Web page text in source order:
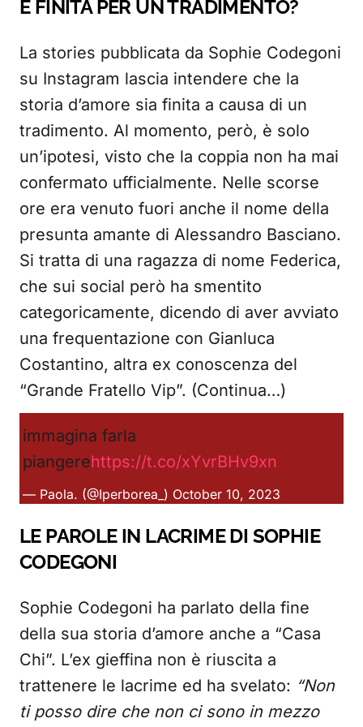
È FINITA PER UN TRADIMENTO?
La stories pubblicata da Sophie Codegoni
su Instagram lascia intendere che la
storia d’amore sia finita a causa di un
tradimento. Al momento, però, è solo
un’ipotesi, visto che la coppia non ha mai
confermato ufficialmente. Nelle scorse
ore era venuto fuori anche il nome della
presunta amante di Alessandro Basciano.
Si tratta di una ragazza di nome Federica,
che sui social però ha smentito
categoricamente, dicendo di aver avviato
una frequentazione con Gianluca
Costantino, altra ex conoscenza del
“Grande Fratello Vip”. (Continua…)
immagina farla
piangerehttps://t.co/xYvrBHv9xn
— Paola. (@Iperborea_) October 10, 2023
LE PAROLE IN LACRIME DI SOPHIE
CODEGONI
Sophie Codegoni ha parlato della fine
della sua storia d’amore anche a “Casa
Chi”. L’ex gieffina non è riuscita a
trattenere le lacrime ed ha svelato: “Non
ti posso dire che non ci sono in mezzo